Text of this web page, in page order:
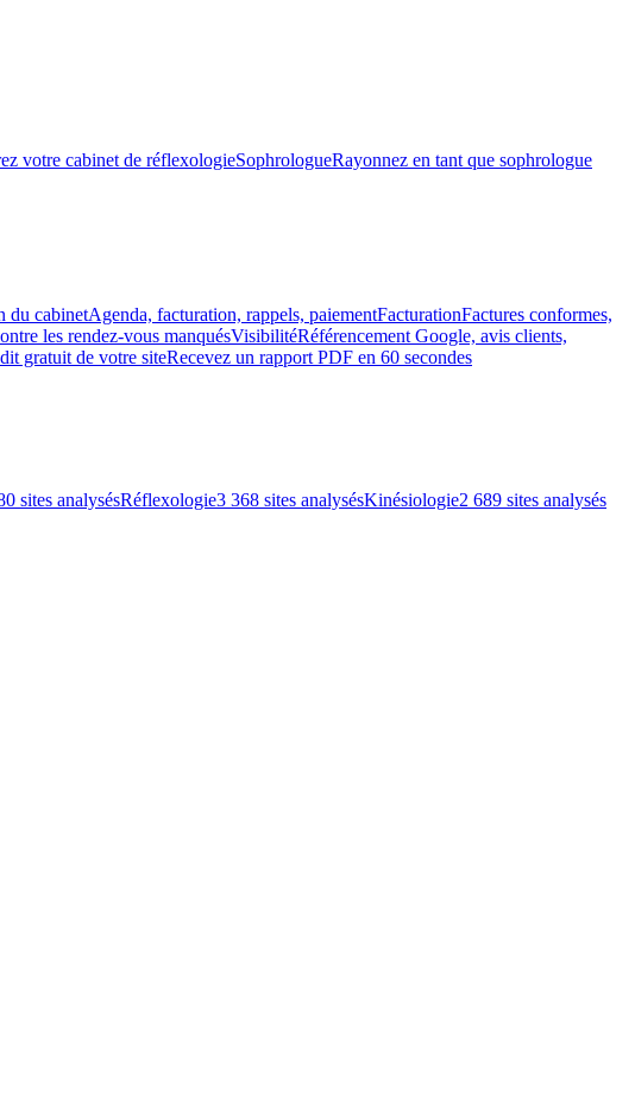
votre cabinet de réflexologieSophrologueRayonnez en tant que sophrologue
du cabinetAgenda, facturation, rappels, paiementFacturationFactures conformes,
les rendez-vous manquésVisibilitéRéférencement Google, avis clients,
gratuit de votre siteRecevez un rapport PDF en 60 secondes
sites analysésRéflexologie3 368 sites analysésKinésiologie2 689 sites analysés